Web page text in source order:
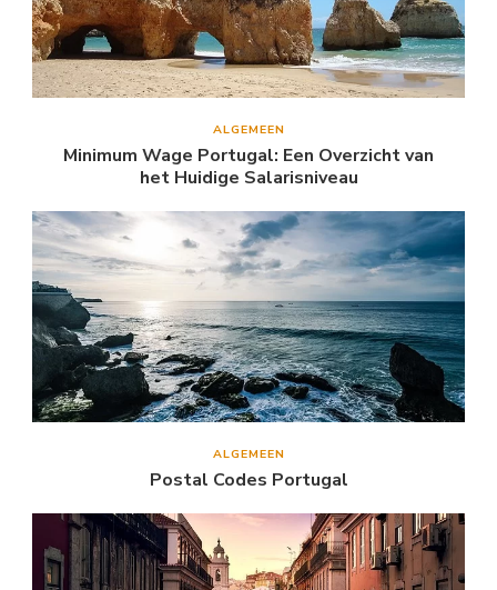
ALGEMEEN
Minimum Wage Portugal: Een Overzicht van
het Huidige Salarisniveau
ALGEMEEN
Postal Codes Portugal